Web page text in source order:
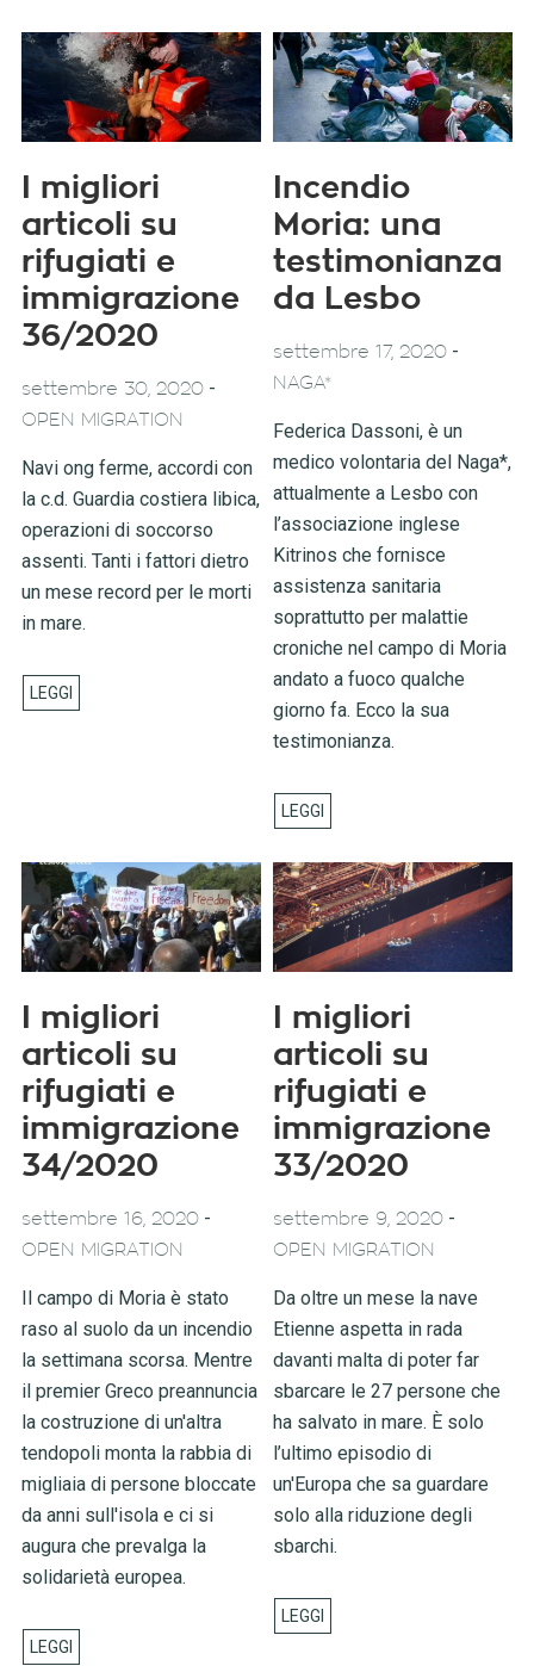
I migliori
articoli su
rifugiati e
immigrazione
36/2020
settembre 30, 2020-
OPEN MIGRATION
Navi ong ferme, accordi con
la c.d. Guardia costiera libica,
operazioni di soccorso
assenti. Tanti i fattori dietro
un mese record per le morti
in mare.
Incendio
Moria: una
testimonianza
da Lesbo
settembre 17, 2020 -
NAGA*
Federica Dassoni, è un
medico volontaria del Naga*,
attualmente a Lesbo con
l’associazione inglese
Kitrinos che fornisce
assistenza sanitaria
soprattutto per malattie
croniche nel campo di Moria
andato a fuoco qualche
giorno fa. Ecco la sua
testimonianza.
I migliori
articoli su
rifugiati e
immigrazione
34/2020
settembre 16, 2020-
OPEN MIGRATION
Il campo di Moria è stato
raso al suolo da un incendio
la settimana scorsa. Mentre
il premier Greco preannuncia
la costruzione di un'altra
tendopoli monta la rabbia di
migliaia di persone bloccate
da anni sull'isola e ci si
augura che prevalga la
solidarietà europea.
I migliori
articoli su
rifugiati e
immigrazione
33/2020
settembre 9, 2020 -
OPEN MIGRATION
Da oltre un mese la nave
Etienne aspetta in rada
davanti malta di poter far
sbarcare le 27 persone che
ha salvato in mare. È solo
l’ultimo episodio di
un'Europa che sa guardare
solo alla riduzione degli
sbarchi.